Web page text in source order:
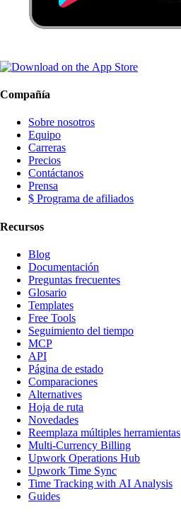
Compañía
Sobre nosotros
Equipo
Carreras
Precios
Contáctanos
Prensa
$ Programa de afiliados
Recursos
Blog
Documentación
Preguntas frecuentes
Glosario
Templates
Free Tools
Seguimiento del tiempo
MCP
API
Página de estado
Comparaciones
Alternatives
Hoja de ruta
Novedades
Reemplaza múltiples herramientas
Multi-Currency Billing
Upwork Operations Hub
Upwork Time Sync
Time Tracking with AI Analysis
Guides